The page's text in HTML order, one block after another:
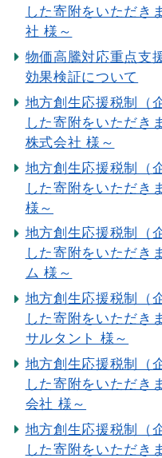
した寄附をいただ
社 様～
物価高騰対応重点支
効果検証について
地方創生応援税制（
した寄附をいただ
株式会社 様～
地方創生応援税制（
した寄附をいただ
様～
地方創生応援税制（
した寄附をいただ
ム 様～
地方創生応援税制（
した寄附をいただ
サルタント 様～
地方創生応援税制（
した寄附をいただ
会社 様～
地方創生応援税制（
した寄附をいただ